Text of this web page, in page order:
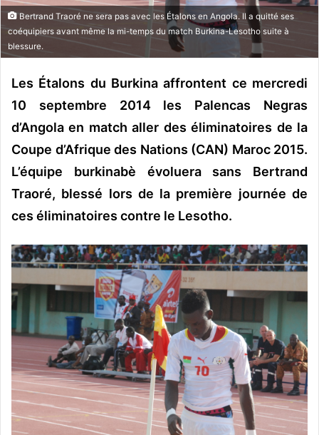
r
r
i
Bertrand Traoré ne sera pas avec les Étalons en Angola. Il a quitté ses
coéquipiers avant même la mi-temps du match Burkina-Lesotho suite à
blessure.
Les Étalons du Burkina affrontent ce mercredi
10 septembre 2014 les Palencas Negras
d’Angola en match aller des éliminatoires de la
Coupe d’Afrique des Nations (CAN) Maroc 2015.
L’équipe burkinabè évoluera sans Bertrand
Traoré, blessé lors de la première journée de
ces éliminatoires contre le Lesotho.